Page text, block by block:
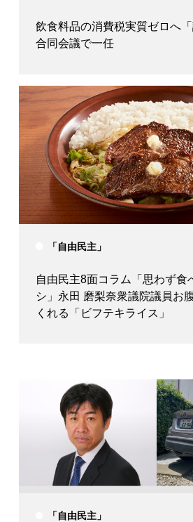
飲食料品の消費税実質ゼロへ
合同会議で一任
「自由民主」
自由民主8面コラム「思わず食
シ」永田 磨梨奈衆議院議員お
くれる「ビフテキライス」
「自由民主」